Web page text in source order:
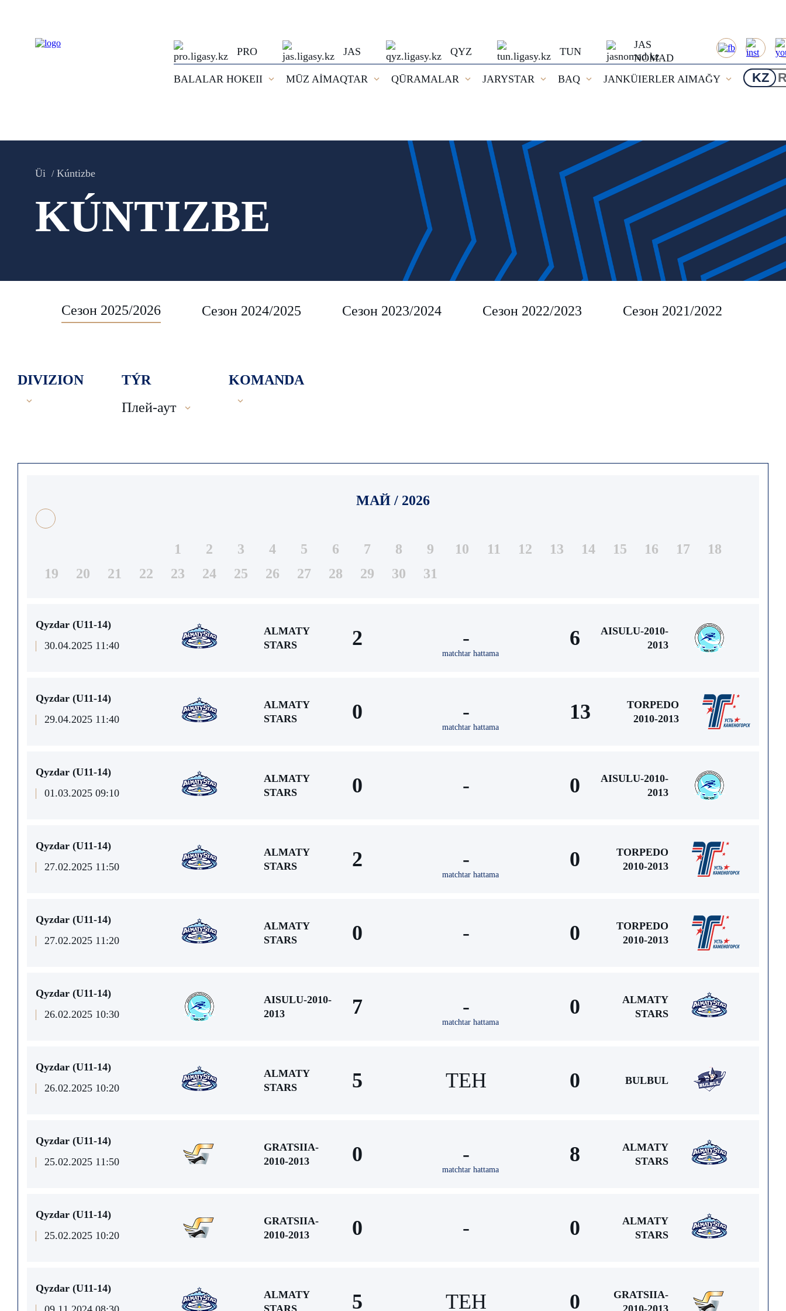
PRO JAS QYZ TUN
JAS
NOMAD
BALALAR HOKEII
MŪZ AİMAQTAR QŪRAMALAR JARYSTAR BAQ JANKÜIERLER AIMAĞY KZ
Üi Kúntizbe
KÚNTIZBE
Сезон 2025/2026 Сезон 2024/2025 Сезон 2023/2024 Сезон 2022/2023 Сезон 2021/2022
DIVIZION
TÝR
Плей-аут
KOMANDA
МАЙ / 2026
1 2 3 4 5 6 7 8 9 10 11 12 13 14 15 16 17
18
19
20 21 22 23 24 25 26 27 28 29 30 31
Qyzdar (U11-14)
30.04.2025 11:40
ALMATY
STARS
2 -
matchtar hattama
6
AISULU-2010-
2013
Qyzdar (U11-14)
29.04.2025 11:40
ALMATY
STARS
0 -
matchtar hattama
13
TORPEDO
2010-2013
Qyzdar (U11-14)
01.03.2025 09:10
ALMATY
STARS
0 - 0
AISULU-2010-
2013
Qyzdar (U11-14)
27.02.2025 11:50
ALMATY
STARS
2 -
matchtar hattama
0
TORPEDO
2010-2013
Qyzdar (U11-14)
27.02.2025 11:20
ALMATY
STARS
0 - 0
TORPEDO
2010-2013
Qyzdar (U11-14)
26.02.2025 10:30
AISULU-2010-
2013
7 -
matchtar hattama
0
ALMATY
STARS
Qyzdar (U11-14)
26.02.2025 10:20
ALMATY
STARS
5 TEH 0 BULBUL
Qyzdar (U11-14)
25.02.2025 11:50
GRATSIIA-
2010-2013
0 -
matchtar hattama
8
ALMATY
STARS
Qyzdar (U11-14)
25.02.2025 10:20
GRATSIIA-
2010-2013
0 - 0
ALMATY
STARS
Qyzdar (U11-14)
ALMATY
STARS
5 TEH 0
GRATSIIA-
2010-2013